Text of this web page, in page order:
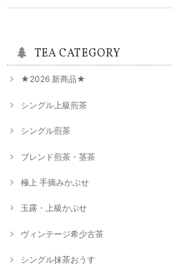
TEA CATEGORY
★2026 新商品★
シングル上級煎茶
シングル煎茶
ブレンド煎茶・茎茶
極上 手摘みかぶせ
玉露・上級かぶせ
ヴィンテージ希少古茶
シングル抹茶おうす